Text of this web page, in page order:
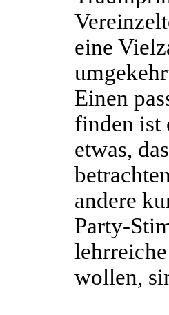
eine
Einen
finden ist
etwas,
andere
Party-
wollen,